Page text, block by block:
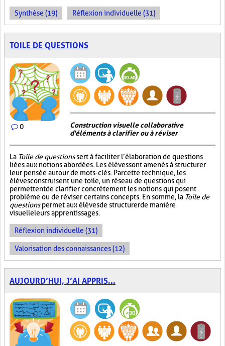
Synthèse (19) Réflexion individuelle (31)
TOILE DE QUESTIONS
0
Construction visuelle collaborative
d'éléments à clarifier ou à réviser
La Toile de questionssert à faciliter l’élaboration de questions
liées aux notions abordées. Les élèves sont amenés à structurer
leur pensée autour de mots-clés. Par cette technique, les
élèves construisent une toile, un réseau de questions qui
permettent de clarifier concrètement les notions qui posent
problème ou de réviser certains concepts. En somme, la Toile de
questionspermet aux élèves de structurer de manière
visuelle leurs apprentissages.
Réflexion individuelle (31)
Valorisation des connaissances (12)
AUJOURD’HUI, J’AI APPRIS...